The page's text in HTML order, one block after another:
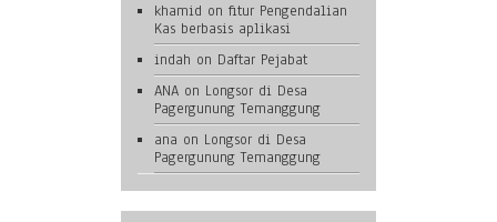
khamid on fitur Pengendalian
Kas berbasis aplikasi
indah on Daftar Pejabat
ANA on Longsor di Desa
Pagergunung Temanggung
ana on Longsor di Desa
Pagergunung Temanggung